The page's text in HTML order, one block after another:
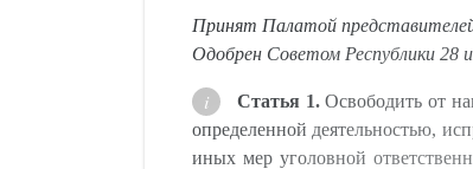
Принят Палатой
Одобрен Советом Республики 28
Статья 1.Освободить от
определенной деятельностью,
иных мер уголовной